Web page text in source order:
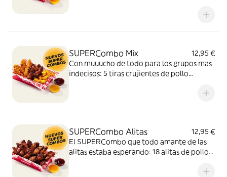
de solomillos de pollo, tiernos y sabrosos,
SUPERCombo Mix
12,95 €
Con muuucho de todo para los grupos mas
indecisos: 5 tiras crujientes de pollo
acompañadas con salsa barbacoa y miel y
SUPERCombo Alitas
12,95 €
El SUPERCombo que todo amante de las
alitas estaba esperando: 18 alitas de pollo